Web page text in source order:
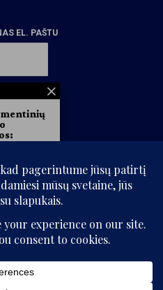
EL. PAŠTU
saugomos.
metais
filmų
100.